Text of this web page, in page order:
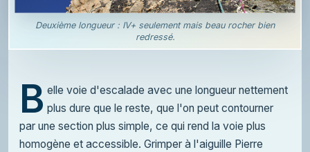
Deuxième longueur : IV+ seulement mais beau rocher bien
redressé.
B elle voie d'escalade avec une longueur nettement
plus dure que le reste, que l'on peut contourner
par une section plus simple, ce qui rend la voie plus
homogène et accessible. Grimper à l'aiguille Pierre